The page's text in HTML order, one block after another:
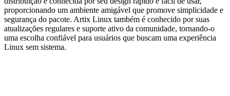
proporcionando um ambiente amigável que promove simplicidade e
segurança do pacote. Artix Linux também é conhecido por suas
atualizações regulares e suporte ativo da comunidade, tornando-o
uma escolha confiável para usuários que buscam uma experiência
Linux sem sistema.